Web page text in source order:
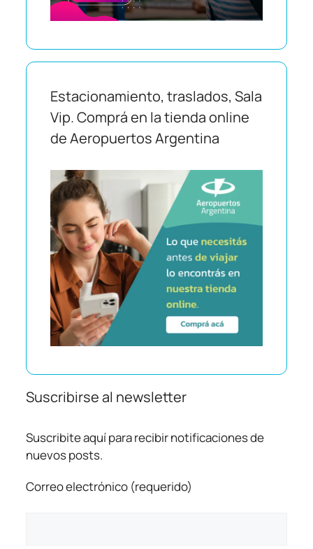
Estacionamiento, traslados, Sala
Vip. Comprá en la tienda online
de Aeropuertos Argentina
Suscribirse al newsletter
Suscribite aquí para recibir notificaciones de
nuevos posts.
Correo electrónico (requerido)